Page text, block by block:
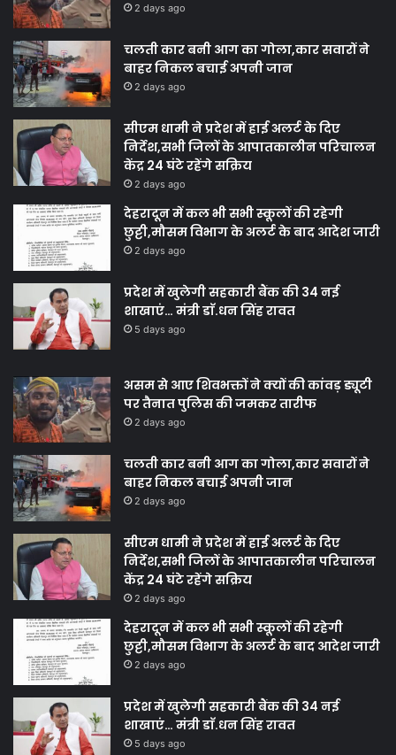
2 days ago
चलती कार बनी आग का गोला,कार सवारों ने
बाहर निकल बचाई अपनी जान
2 days ago
सीएम धामी ने प्रदेश में हाई अलर्ट के दिए
निर्देश,सभी जिलों के आपातकालीन परिचालन
केंद्र 24 घंटे रहेंगे सक्रिय
2 days ago
देहरादून में कल भी सभी स्कूलों की रहेगी
छुट्टी,मौसम विभाग के अलर्ट के बाद आदेश जारी
2 days ago
प्रदेश में खुलेगी सहकारी बैंक की 34 नई
शाखाएं… मंत्री डाॅ.धन सिंह रावत
5 days ago
असम से आए शिवभक्तों ने क्यों की कांवड़ ड्यूटी
पर तैनात पुलिस की जमकर तारीफ
2 days ago
चलती कार बनी आग का गोला,कार सवारों ने
बाहर निकल बचाई अपनी जान
2 days ago
सीएम धामी ने प्रदेश में हाई अलर्ट के दिए
निर्देश,सभी जिलों के आपातकालीन परिचालन
केंद्र 24 घंटे रहेंगे सक्रिय
2 days ago
देहरादून में कल भी सभी स्कूलों की रहेगी
छुट्टी,मौसम विभाग के अलर्ट के बाद आदेश जारी
2 days ago
प्रदेश में खुलेगी सहकारी बैंक की 34 नई
शाखाएं… मंत्री डाॅ.धन सिंह रावत
5 days ago